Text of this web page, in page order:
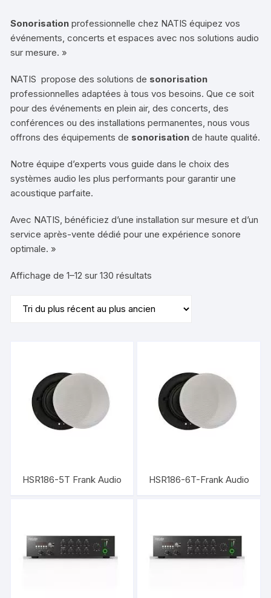
Sonorisation professionnelle chez NATIS équipez vos
événements, concerts et espaces avec nos solutions audio
sur mesure. »
NATIS propose des solutions de sonorisation
professionnelles adaptées à tous vos besoins. Que ce soit
pour des événements en plein air, des concerts, des
conférences ou des installations permanentes, nous vous
offrons des équipements de sonorisation de haute qualité.
Notre équipe d’experts vous guide dans le choix des
systèmes audio les plus performants pour garantir une
acoustique parfaite.
Avec NATIS, bénéficiez d’une installation sur mesure et d’un
service après-vente dédié pour une expérience sonore
optimale. »
Affichage de 1–12 sur 130 résultats
HSR186-5T Frank Audio HSR186-6T-Frank Audio